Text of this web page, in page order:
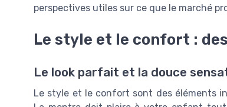
perspectives utiles sur ce que le marché
Le style et le confort :
Le look parfait et la douce
Le style et le confort sont des éléments